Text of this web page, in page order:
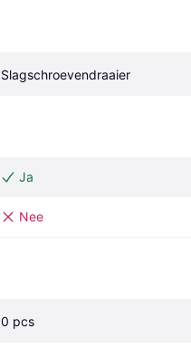
Slagschroevendraaier
Ja
Nee
0 pcs